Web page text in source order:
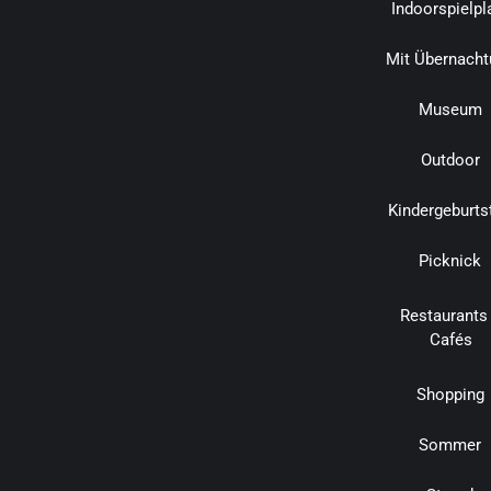
Mit
Museum
Outdoor
Picknick
Restaurants
Cafés
Shopping
Sommer